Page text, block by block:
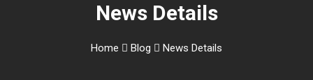
News Details
Home Blog News Details